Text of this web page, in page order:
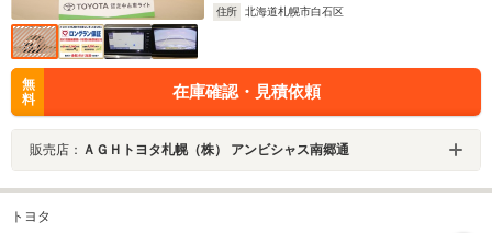
住所
北海道札幌市白石区
無
料
在庫確認・見積依頼
販売店： ＡＧＨトヨタ札幌（株） アンビシャス南郷通
トヨタ